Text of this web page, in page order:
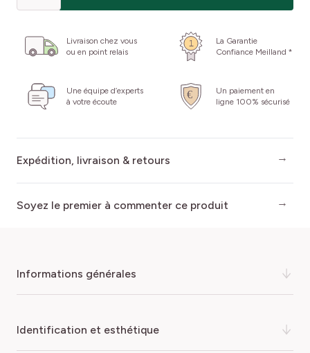
Livraison chez vous
ou en point relais
La Garantie
Confiance Meilland *
Une équipe d’experts
à votre écoute
Un paiement en
ligne 100% sécurisé
Expédition, livraison & retours
Soyez le premier à commenter ce produit
informations générales
Lemini-rosier Galaxy Arcturus 'Meilcy004'
identification et esthétique